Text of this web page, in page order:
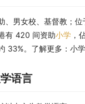
、男女校、基督教；位
有 420 间资助小学 ，
33%。了解更多：小
语言